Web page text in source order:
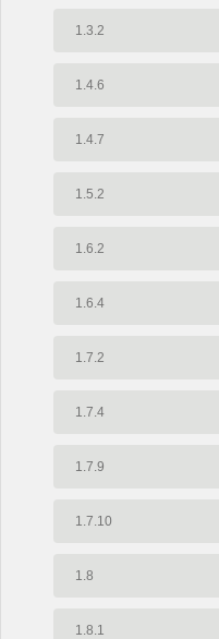
1.3.2
1.4.6
1.4.7
1.5.2
1.6.2
1.6.4
1.7.2
1.7.4
1.7.9
1.7.10
1.8
1.8.1